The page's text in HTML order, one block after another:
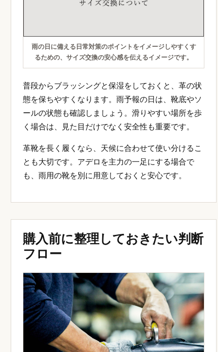
雨の日に備える日常対策のポイントをイメージしやすくす
るための、サイズ交換の安心感を伝えるイメージです。
普段からブラッシングと保湿をしておくと、革の状
態を保ちやすくなります。雨予報の日は、靴底やソ
ールの状態も確認しましょう。滑りやすい場所を歩
く場合は、見た目だけでなく安全性も重要です。
革靴を長く履くなら、天候に合わせて使い分けるこ
とも大切です。アデロを主力の一足にする場合で
も、雨用の靴を別に用意しておくと安心です。
購入前に整理しておきたい判断
フロー